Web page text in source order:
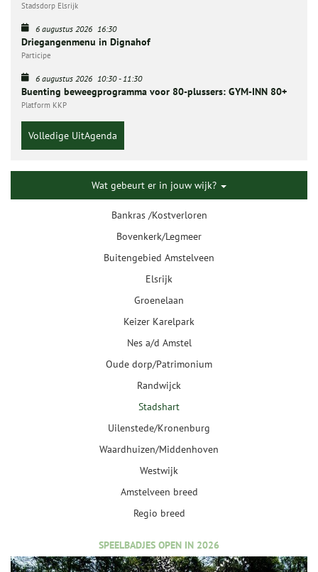
Stadsdorp Elsrijk
6 augustus 2026 16:30
Driegangenmenu in Dignahof
Participe
6 augustus 2026 10:30-11:30
Buenting beweegprogramma voor 80-plussers: GYM-INN 80+
Platform KKP
Volledige UitAgenda
Wat gebeurt er in jouw wijk?
Bankras /Kostverloren
Bovenkerk/Legmeer
Buitengebied Amstelveen
Elsrijk
Groenelaan
Keizer Karelpark
Nes a/d Amstel
Oude dorp/Patrimonium
Randwijck
Stadshart
Uilenstede/Kronenburg
Waardhuizen/Middenhoven
Westwijk
Amstelveen breed
Regio breed
SPEELBADJES OPEN IN 2026